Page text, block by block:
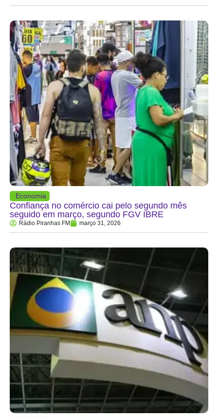
Economia
Confiança no comércio cai pelo segundo mês
seguido em março, segundo FGV IBRE
Rádio Piranhas FM março 31, 2026